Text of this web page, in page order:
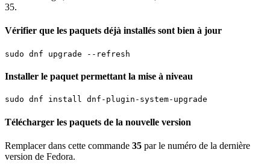
35.
Vérifier que les paquets déjà installés sont bien à jour
sudo dnf upgrade --refresh
Installer le paquet permettant la mise à niveau
sudo dnf install dnf-plugin-system-upgrade
Télécharger les paquets de la nouvelle version
Remplacer dans cette commande 35 par le numéro de la dernière
version de Fedora.